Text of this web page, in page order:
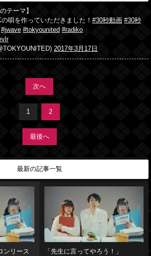
テーマ】
唄を作っていただきました！ #30秒動画 #30秒
#jwave #tokyounited #radiko
2017年3月17日
次へ
1 2
最後へ
最新の記事一覧
ンリース
「先生に言ってやろう！」